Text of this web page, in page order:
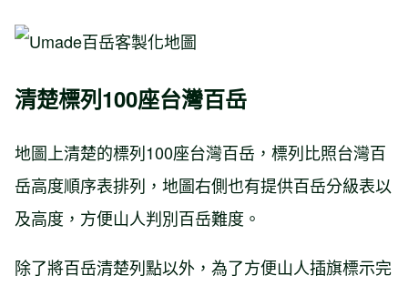
清楚標列100座台灣百岳
地圖上清楚的標列100座台灣百岳，標列比照台灣百
岳高度順序表排列，地圖右側也有提供百岳分級表以
及高度，方便山人判別百岳難度。
除了將百岳清楚列點以外，為了方便山人插旗標示完